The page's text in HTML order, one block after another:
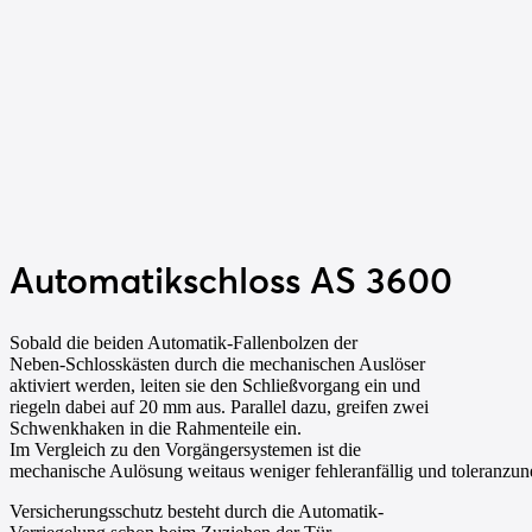
Automatikschloss AS 3600
Sobald die beiden Automatik-Fallenbolzen der
Neben-Schlosskästen durch die mechanischen Auslöser
aktiviert werden, leiten sie den Schließvorgang ein und
riegeln dabei auf 20 mm aus. Parallel dazu, greifen zwei
Schwenkhaken in die Rahmenteile ein.
Im Vergleich zu den Vorgängersystemen ist die
mechanische Aulösung weitaus weniger fehleranfällig und
Versicherungsschutz besteht durch die Automatik-